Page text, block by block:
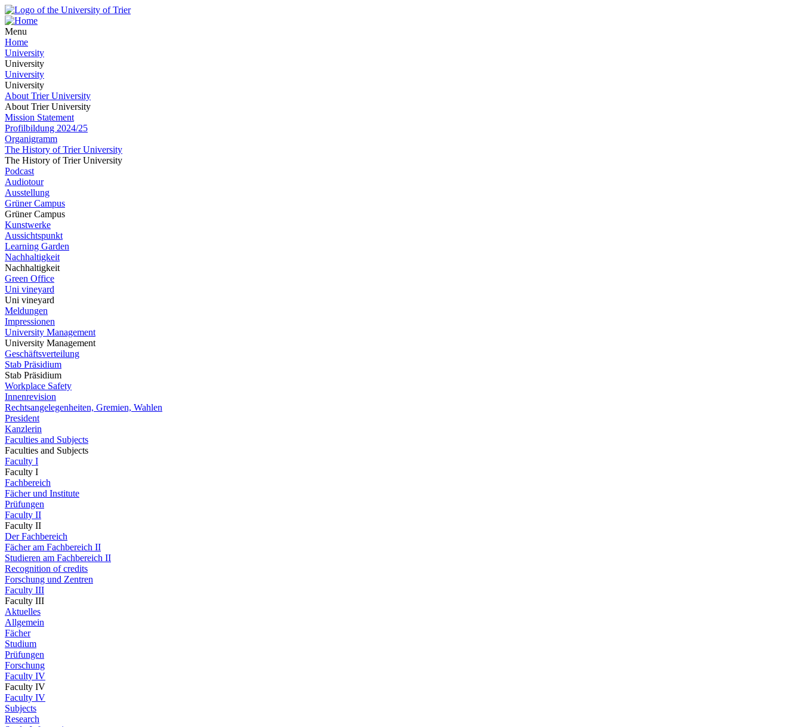
Menu
Home
University
University
University
University
About Trier University
About Trier University
Mission Statement
Profilbildung 2024/25
Organigramm
The History of Trier University
The History of Trier University
Podcast
Audiotour
Ausstellung
Grüner Campus
Grüner Campus
Kunstwerke
Aussichtspunkt
Learning Garden
Nachhaltigkeit
Nachhaltigkeit
Green Office
Uni vineyard
Uni vineyard
Meldungen
Impressionen
University Management
University Management
Geschäftsverteilung
Stab Präsidium
Stab Präsidium
Workplace Safety
Innenrevision
Rechtsangelegenheiten, Gremien, Wahlen
President
Kanzlerin
Faculties and Subjects
Faculties and Subjects
Faculty I
Faculty I
Fachbereich
Fächer und Institute
Prüfungen
Faculty II
Faculty II
Der Fachbereich
Fächer am Fachbereich II
Studieren am Fachbereich II
Recognition of credits
Forschung und Zentren
Faculty III
Faculty III
Aktuelles
Allgemein
Fächer
Studium
Prüfungen
Forschung
Faculty IV
Faculty IV
Faculty IV
Subjects
Research